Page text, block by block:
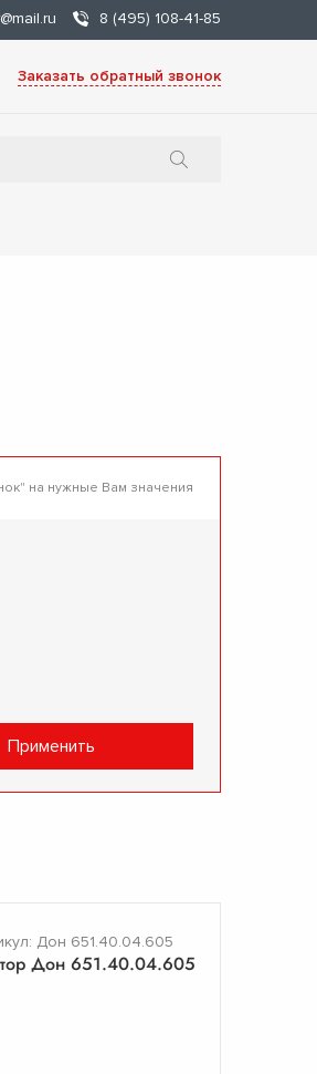
8 (495) 108-41-85
Заказать обратный звонок
на нужные Вам значения
Применить
Дон 651.40.04.605
Дон 651.40.04.605